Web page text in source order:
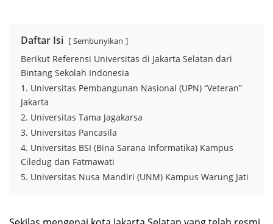
Daftar Isi Sembunyikan
Berikut Referensi Universitas di Jakarta Selatan dari
Bintang Sekolah Indonesia
1. Universitas Pembangunan Nasional (UPN) “Veteran”
Jakarta
2. Universitas Tama Jagakarsa
3. Universitas Pancasila
4. Universitas BSI (Bina Sarana Informatika) Kampus
Ciledug dan Fatmawati
5. Universitas Nusa Mandiri (UNM) Kampus Warung Jati